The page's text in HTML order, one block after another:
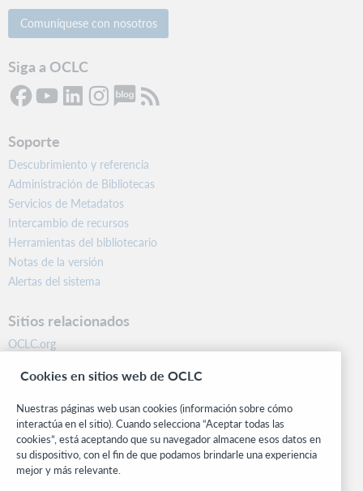
Comuníquese con nosotros
Siga a OCLC
Soporte
Descubrimiento y referencia
Administración de Bibliotecas
Servicios de Metadatos
Intercambio de recursos
Herramientas del bibliotecario
Notas de la versión
Alertas del sistema
Sitios relacionados
OCLC.org
Centro comunitario
Investigación
WebJunction
Red de desarrolladores
Manténgase al día
Cookies en sitios web de OCLC
Nuestras páginas web usan cookies (información sobre cómo
interactúa en el sitio). Cuando selecciona “Aceptar todas las
cookies”, está aceptando que su navegador almacene esos datos en
su dispositivo, con el fin de que podamos brindarle una experiencia
mejor y más relevante.